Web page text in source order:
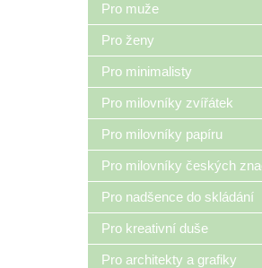
Pro muže
Pro ženy
Pro minimalisty
Pro milovníky zvířátek
Pro milovníky papíru
Pro milovníky českých
Pro nadšence do skládání
Pro kreativní duše
Pro architekty a grafiky